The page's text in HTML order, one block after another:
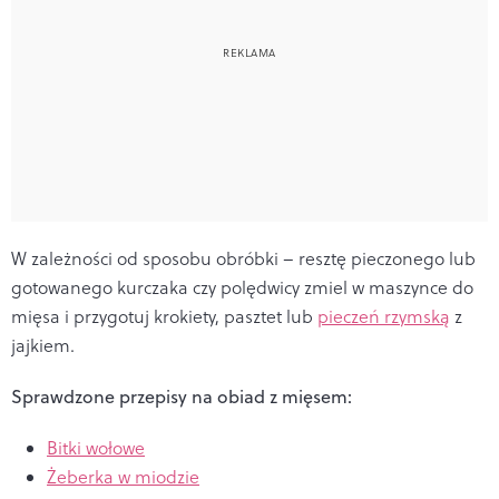
W zależności od sposobu obróbki – resztę pieczonego lub
gotowanego kurczaka czy polędwicy zmiel w maszynce do
mięsa i przygotuj krokiety, pasztet lub pieczeń rzymską z
jajkiem.
Sprawdzone przepisy na obiad z mięsem:
Bitki wołowe
Żeberka w miodzie